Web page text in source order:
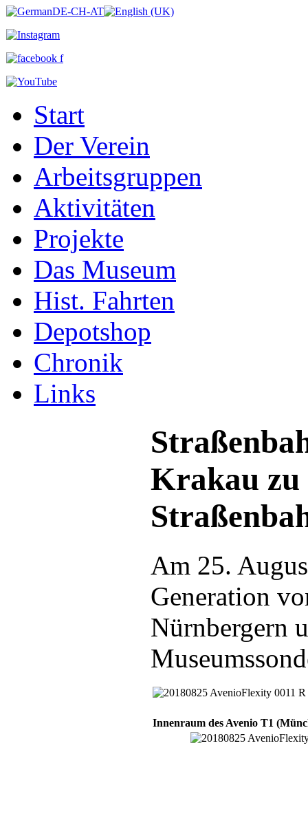
Start
Der Verein
Arbeitsgruppen
Aktivitäten
Projekte
Das Museum
Hist. Fahrten
Depotshop
Chronik
Links
Krakau zu
Am 25.
Generation
Nürnbergern
Innenraum des Avenio T1